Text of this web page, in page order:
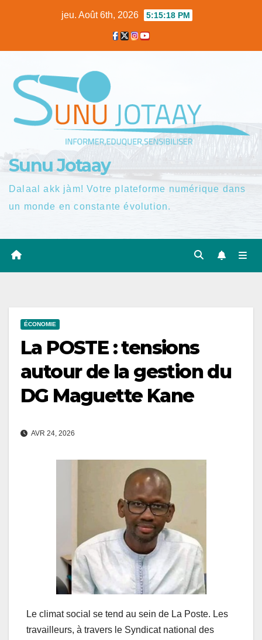
jeu. Août 6th, 2026 5:15:19 PM
Sunu Jotaay
Dalaal akk jàm! Votre plateforme numérique dans
un monde en constante évolution.
ÉCONOMIE
La POSTE : tensions
autour de la gestion du
DG Maguette Kane
AVR 24, 2026
Le climat social se tend au sein de La Poste. Les
travailleurs, à travers le Syndicat national des